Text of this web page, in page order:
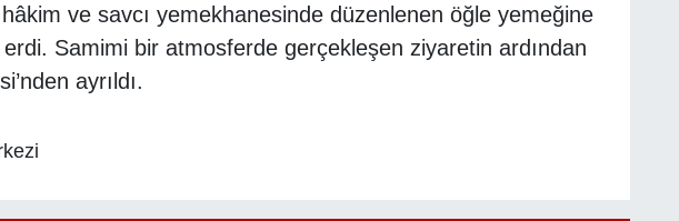
ve savcı yemekhanesinde düzenlenen öğle yemeğine
erdi. Samimi bir atmosferde gerçekleşen ziyaretin ardından
ayrıldı.